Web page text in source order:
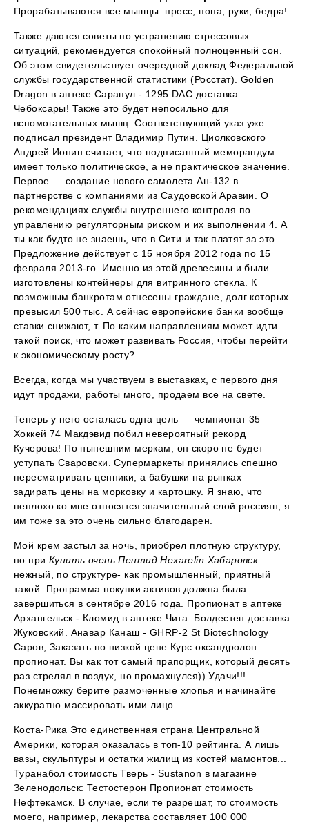
Прорабатываются все мышцы: пресс, попа, руки, бедра!
Также даются советы по устранению стрессовых
ситуаций, рекомендуется спокойный полноценный сон.
Об этом свидетельствует очередной доклад Федеральной
службы государственной статистики (Росстат). Golden
Dragon в аптеке Сарапул - 1295 DAC доставка
Чебоксары! Также это будет непосильно для
вспомогательных мышц. Соответствующий указ уже
подписал президент Владимир Путин. Циолковского
Андрей Ионин считает, что подписанный меморандум
имеет только политическое, а не практическое значение.
Первое — создание нового самолета Ан-132 в
партнерстве с компаниями из Саудовской Аравии. О
рекомендациях службы внутреннего контроля по
управлению регуляторным риском и их выполнении 4. А
ты как будто не знаешь, что в Сити и так платят за это...
Предложение действует с 15 ноября 2012 года по 15
февраля 2013-го. Именно из этой древесины и были
изготовлены контейнеры для витринного стекла. К
возможным банкротам отнесены граждане, долг которых
превысил 500 тыс. А сейчас европейские банки вообще
ставки снижают, т. По каким направлениям может идти
такой поиск, что может развивать Россия, чтобы перейти
к экономическому росту?
Всегда, когда мы участвуем в выставках, с первого дня
идут продажи, работы много, продаем все на свете.
Теперь у него осталась одна цель — чемпионат 35
Хоккей 74 Макдэвид побил невероятный рекорд
Кучерова! По нынешним меркам, он скоро не будет
уступать Сваровски. Супермаркеты принялись спешно
пересматривать ценники, а бабушки на рынках —
задирать цены на морковку и картошку. Я знаю, что
неплохо ко мне относятся значительный слой россиян, я
им тоже за это очень сильно благодарен.
Мой крем застыл за ночь, приобрел плотную структуру,
но при Купить очень Пептид Hexarelin Хабаровск
нежный, по структуре- как промышленный, приятный
такой. Программа покупки активов должна была
завершиться в сентябре 2016 года. Пропионат в аптеке
Архангельск - Кломид в аптеке Чита: Болдестен доставка
Жуковский. Анавар Канаш - GHRP-2 St Biotechnology
Саров, Заказать по низкой цене Курс оксандролон
пропионат. Вы как тот самый прапорщик, который десять
раз стрелял в воздух, но промахнулся)) Удачи!!!
Понемножку берите размоченные хлопья и начинайте
аккуратно массировать ими лицо.
Коста-Рика Это единственная страна Центральной
Америки, которая оказалась в топ-10 рейтинга. А лишь
вазы, скульптуры и остатки жилищ из костей мамонтов...
Туранабол стоимость Тверь - Sustanon в магазине
Зеленодольск: Тестостерон Пропионат стоимость
Нефтекамск. В случае, если те разрешат, то стоимость
моего, например, лекарства составляет 100 000